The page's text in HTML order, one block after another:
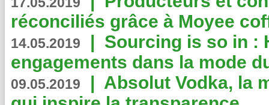
réconciliés grâce à Moyee
14.05.2019 | Sourcing is so in :
engagements dans la mode
09.05.2019 | Absolut Vodka, la